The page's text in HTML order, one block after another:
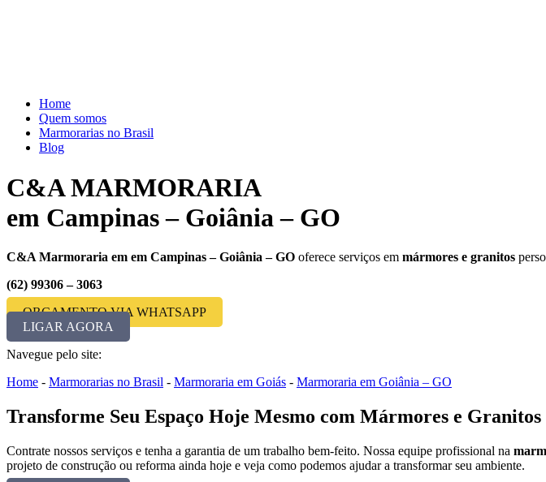
Home
Quem somos
Marmorarias no Brasil
Blog
C&A MARMORARIA
em Campinas – Goiânia – GO
C&A Marmoraria em em Campinas – Goiânia – GO oferece serviços em mármores e granitos
(62) 99306 – 3063
ORÇAMENTO VIA WHATSAPP
LIGAR AGORA
Navegue pelo site:
Home - Marmorarias no Brasil - Marmoraria em Goiás - Marmoraria em Goiânia – GO
Transforme Seu Espaço Hoje Mesmo com Mármores e
Contrate nossos serviços e tenha a garantia de um trabalho bem-feito. Nossa equipe profissional na
projeto de construção ou reforma ainda hoje e veja como podemos ajudar a transformar seu ambiente.